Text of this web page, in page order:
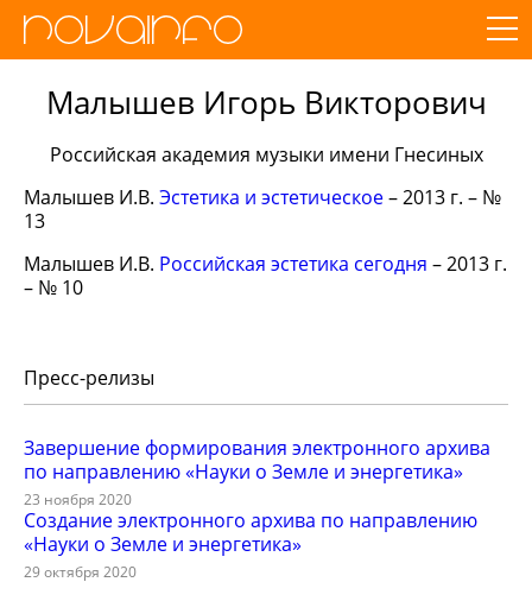
Малышев Игорь Викторович
Российская академия музыки имени Гнесиных
Малышев И.В. Эстетика и эстетическое– 2013 г. – №
13
Малышев И.В. Российская эстетика сегодня – 2013 г.
– № 10
Пресс-релизы
Завершение формирования электронного архива
по направлению «Науки о Земле и энергетика»
23 ноября 2020
Создание электронного архива по направлению
«Науки о Земле и энергетика»
29 октября 2020